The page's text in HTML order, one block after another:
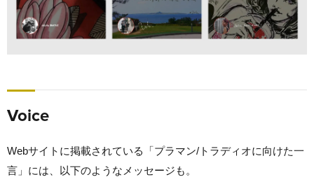
Voice
Webサイトに掲載されている「プラマン/トラディオに向けた一
言」には、以下のようなメッセージも。